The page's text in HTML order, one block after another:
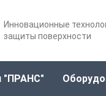
Инновационные
защиты поверхности
"ПРАНС"